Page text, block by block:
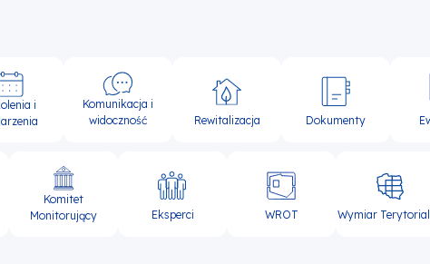
i
Komunikacja i
widoczność
Rewitalizacja Dokumenty
Komitet
Monitorujący
Eksperci WROT Wymiar